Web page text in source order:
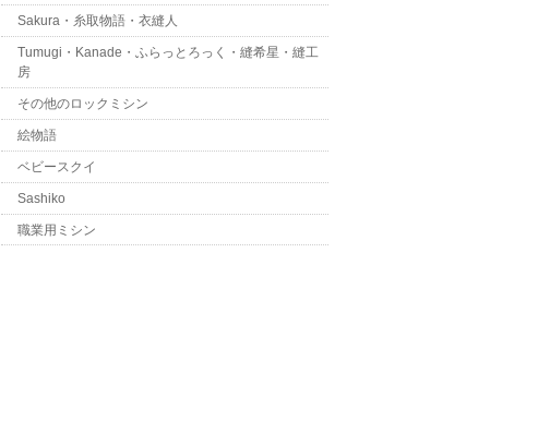
Sakura・糸取物語・衣縫人
Tumugi・Kanade・ふらっとろっく・縫希星・縫工
房
その他のロックミシン
絵物語
ベビースクイ
Sashiko
職業用ミシン